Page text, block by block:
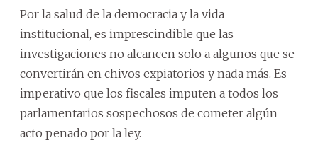
Por la salud de la democracia y la vida
institucional, es imprescindible que las
investigaciones no alcancen solo a algunos que se
convertirán en chivos expiatorios y nada más. Es
imperativo que los fiscales imputen a todos los
parlamentarios sospechosos de cometer algún
acto penado por la ley.